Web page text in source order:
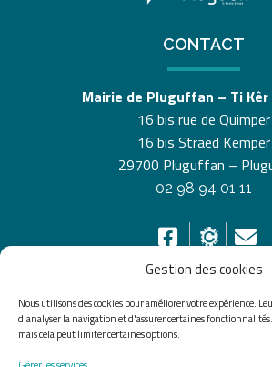
Gestion des cookies
Nous utilisons des cookies pour améliorer votre expérience.
d'analyser la navigation et d'assurer certaines fonctionnalités.
mais cela peut limiter certaines options.
CONTACT
Mairie de Pluguffan – Ti Kêr
16 bis rue de Quimper
16 bis Straed Kemper
29700 Pluguffan –
02 98 94 01 11
HORAIRES
Du lundi au vendredi de 8h30 à